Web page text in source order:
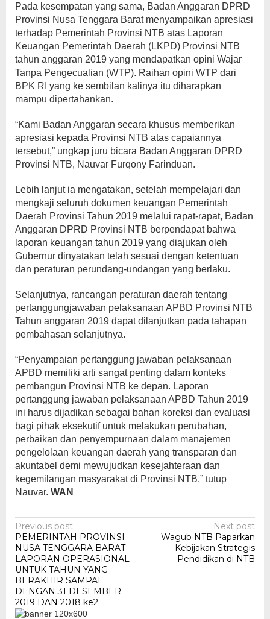
Pada kesempatan yang sama, Badan Anggaran DPRD
Provinsi Nusa Tenggara Barat menyampaikan apresiasi
terhadap Pemerintah Provinsi NTB atas Laporan
Keuangan Pemerintah Daerah (LKPD) Provinsi NTB
tahun anggaran 2019 yang mendapatkan opini Wajar
Tanpa Pengecualian (WTP). Raihan opini WTP dari
BPK RI yang ke sembilan kalinya itu diharapkan
mampu dipertahankan.
“Kami Badan Anggaran secara khusus memberikan
apresiasi kepada Provinsi NTB atas capaiannya
tersebut,” ungkap juru bicara Badan Anggaran DPRD
Provinsi NTB, Nauvar Furqony Farinduan.
Lebih lanjut ia mengatakan, setelah mempelajari dan
mengkaji seluruh dokumen keuangan Pemerintah
Daerah Provinsi Tahun 2019 melalui rapat-rapat, Badan
Anggaran DPRD Provinsi NTB berpendapat bahwa
laporan keuangan tahun 2019 yang diajukan oleh
Gubernur dinyatakan telah sesuai dengan ketentuan
dan peraturan perundang-undangan yang berlaku.
Selanjutnya, rancangan peraturan daerah tentang
pertanggungjawaban pelaksanaan APBD Provinsi NTB
Tahun anggaran 2019 dapat dilanjutkan pada tahapan
pembahasan selanjutnya.
“Penyampaian pertanggung jawaban pelaksanaan
APBD memiliki arti sangat penting dalam konteks
pembangun Provinsi NTB ke depan. Laporan
pertanggung jawaban pelaksanaan APBD Tahun 2019
ini harus dijadikan sebagai bahan koreksi dan evaluasi
bagi pihak eksekutif untuk melakukan perubahan,
perbaikan dan penyempurnaan dalam manajemen
pengelolaan keuangan daerah yang transparan dan
akuntabel demi mewujudkan kesejahteraan dan
kegemilangan masyarakat di Provinsi NTB,” tutup
Nauvar. WAN
Post
navigation
Previous post
PEMERINTAH PROVINSI
NUSA TENGGARA BARAT
LAPORAN OPERASIONAL
UNTUK TAHUN YANG
BERAKHIR SAMPAI
DENGAN 31 DESEMBER
2019 DAN 2018 ke2
Next post
Wagub NTB Paparkan
Kebijakan Strategis
Pendidikan di NTB